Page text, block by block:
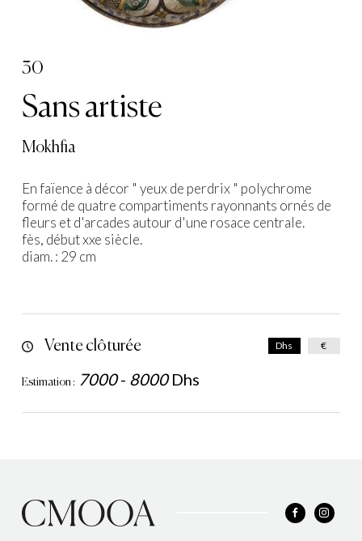
30
Sans artiste
Mokhfia
En faïence à décor " yeux de perdrix " polychrome
formé de quatre compartiments rayonnants ornés de
fleurs et d'arcades autour d'une rosace centrale.
fès, début xxe siècle.
diam. : 29 cm
Vente clôturée
Estimation : 7000- 8000 Dhs
Dhs €